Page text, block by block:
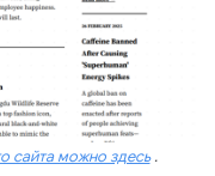
сайта можно здесь.